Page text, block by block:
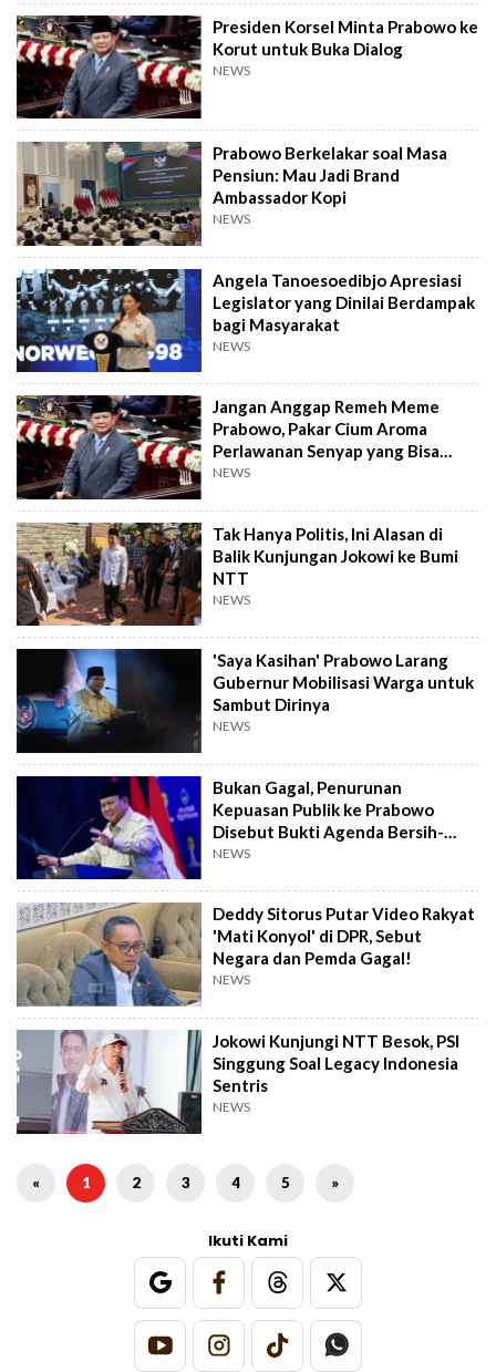
Presiden Korsel Minta Prabowo ke
Korut untuk Buka Dialog
NEWS
Prabowo Berkelakar soal Masa
Pensiun: Mau Jadi Brand
Ambassador Kopi
NEWS
Angela Tanoesoedibjo Apresiasi
Legislator yang Dinilai Berdampak
bagi Masyarakat
NEWS
Jangan Anggap Remeh Meme
Prabowo, Pakar Cium Aroma
Perlawanan Senyap yang Bisa
Meledak
NEWS
Tak Hanya Politis, Ini Alasan di
Balik Kunjungan Jokowi ke Bumi
NTT
NEWS
'Saya Kasihan' Prabowo Larang
Gubernur Mobilisasi Warga untuk
Sambut Dirinya
NEWS
Bukan Gagal, Penurunan
Kepuasan Publik ke Prabowo
Disebut Bukti Agenda Bersih-
bersih Berjalan
NEWS
Deddy Sitorus Putar Video Rakyat
'Mati Konyol' di DPR, Sebut
Negara dan Pemda Gagal!
NEWS
Jokowi Kunjungi NTT Besok, PSI
Singgung Soal Legacy Indonesia
Sentris
NEWS
« 1 2 3 4 5 »
Ikuti Kami